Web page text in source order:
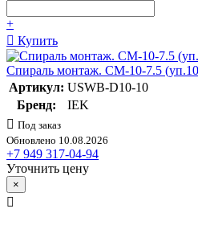
+
Купить
Спираль монтаж. СМ-10-7.5
Артикул: USWB-D10-10
Бренд:
IEK
Под заказ
Обновлено 10.08.2026
+7 949 317-04-94
Уточнить цену
×